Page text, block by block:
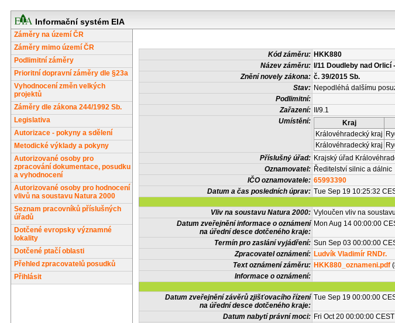
Informační systém EIA
Záměry na území ČR
Záměry mimo území ČR
Podlimitní záměry
Prioritní dopravní záměry dle §23a
Vyhodnocení změn velkých
projektů
Záměry dle zákona 244/1992 Sb.
Legislativa
Autorizace - pokyny a sdělení
Metodické výklady a pokyny
Autorizované osoby pro
zpracování dokumentace, posudku
a vyhodnocení
Autorizované osoby pro hodnocení
vlivů na soustavu Natura 2000
Seznam pracovníků příslušných
úřadů
Dotčené evropsky významné
lokality
Dotčené ptačí oblasti
Přehled zpracovatelů posudků
Přihlásit
Kód záměru: HKK880
Název záměru: I/11 Doudleby nad Orlicí
Znění novely zákona: č. 39/2015 Sb.
Stav: Nepodléhá dalšímu
Podlimitní:
Zařazení:
II/9.1
Umístění:
Kraj
Královéhradecký kraj
Královéhradecký kraj
Příslušný úřad: Krajský úřad
Oznamovatel: Ředitelství silnic a dálnic
IČO oznamovatele: 65993390
Datum a čas posledních úprav: Tue Sep 19 10:25:32
Vliv na soustavu Natura 2000: Vyloučen vliv na
Datum zveřejnění informace o oznámení
na úřední desce dotčeného kraje:
Mon Aug 14 00:00:00
Termín pro zaslání vyjádření: Sun Sep 03 00:00:00
Zpracovatel oznámení: Ludvík Vladimír RNDr.
Text oznámení záměru: HKK880_oznameni.pdf
Informace o oznámení:
Datum zveřejnění závěrů zjišťovacího řízení
na úřední desce dotčeného kraje:
Tue Sep 19 00:00:00
Datum nabytí právní moci: Fri Oct 20 00:00:00